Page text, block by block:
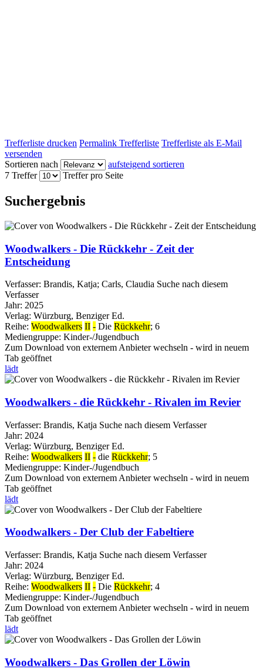
Trefferliste drucken Permalink Trefferliste Trefferliste als E-Mail
versenden
Sortieren nach
aufsteigend sortieren
7 Treffer
Treffer pro Seite
Suchergebnis
Woodwalkers - Die Rückkehr - Zeit der
Entscheidung
Verfasser: Brandis, Katja; Carls, Claudia Suche nach diesem
Verfasser
Jahr: 2025
Verlag: Würzburg, Benziger Ed.
Reihe: Woodwalkers II - Die Rückkehr; 6
Mediengruppe: Kinder-/Jugendbuch
Zum Download von externem Anbieter wechseln - wird in neuem
Tab geöffnet
lädt
Woodwalkers - die Rückkehr - Rivalen im Revier
Verfasser: Brandis, Katja Suche nach diesem Verfasser
Jahr: 2024
Verlag: Würzburg, Benziger Ed.
Reihe: Woodwalkers II - die Rückkehr; 5
Mediengruppe: Kinder-/Jugendbuch
Zum Download von externem Anbieter wechseln - wird in neuem
Tab geöffnet
lädt
Woodwalkers - Der Club der Fabeltiere
Verfasser: Brandis, Katja Suche nach diesem Verfasser
Jahr: 2024
Verlag: Würzburg, Benziger Ed.
Reihe: Woodwalkers II - Die Rückkehr; 4
Mediengruppe: Kinder-/Jugendbuch
Zum Download von externem Anbieter wechseln - wird in neuem
Tab geöffnet
lädt
Woodwalkers - Das Grollen der Löwin